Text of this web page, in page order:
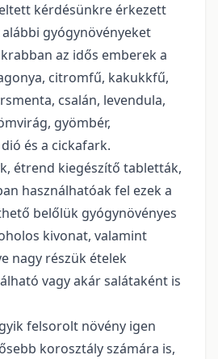
kérdésünkre érkezett
gyógynövényeket
az idős emberek a
citromfű, kakukkfű,
csalán, levendula,
gyömbér,
és a cickafark.
étrend kiegészítő tabletták,
használhatóak fel ezek a
belőlük gyógynövényes
kivonat, valamint
nagy részük ételek
vagy akár salátaként is
felsorolt növény igen
korosztály számára is,